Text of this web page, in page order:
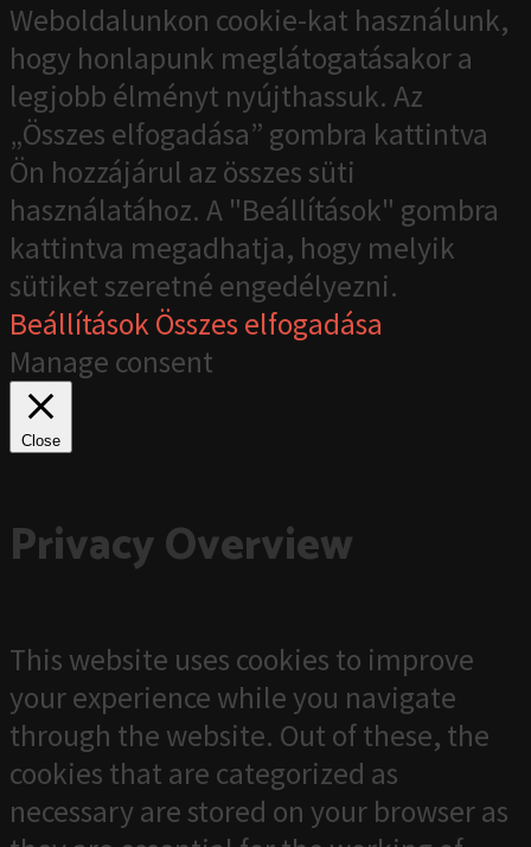
Weboldalunkon cookie-kat használunk,
hogy honlapunk meglátogatásakor a
legjobb élményt nyújthassuk. Az
„Összes elfogadása” gombra kattintva
Ön hozzájárul az összes süti
használatához. A "Beállítások" gombra
kattintva megadhatja, hogy melyik
sütiket szeretné engedélyezni.
BeállításokÖsszes elfogadása
Manage consent
Close
Privacy Overview
This website uses cookies to improve
your experience while you navigate
through the website. Out of these, the
cookies that are categorized as
necessary are stored on your browser as